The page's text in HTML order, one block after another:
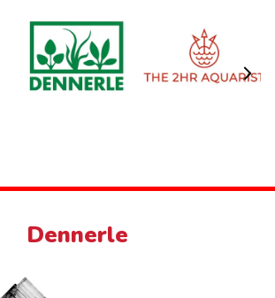
Dennerle